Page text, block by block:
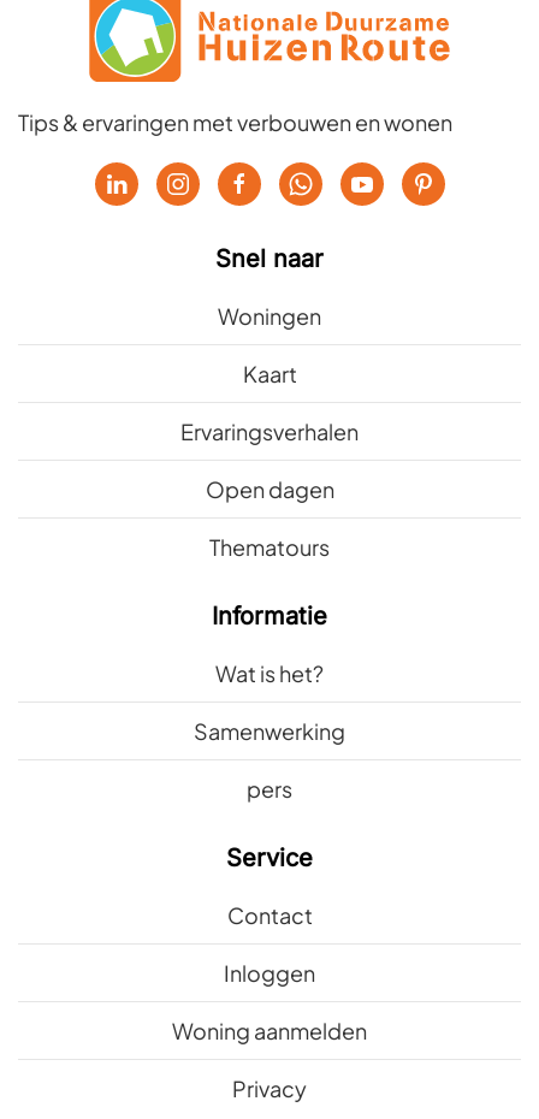
Tips & ervaringen met verbouwen en wonen
Snel naar
Woningen
Kaart
Ervaringsverhalen
Open dagen
Thematours
Informatie
Wat is het?
Samenwerking
pers
Service
Contact
Inloggen
Woning aanmelden
Privacy